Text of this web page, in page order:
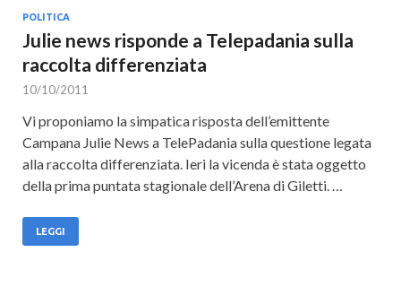
POLITICA
Julie news risponde a Telepadania sulla
raccolta differenziata
10/10/2011
Vi proponiamo la simpatica risposta dell’emittente
Campana Julie News a TelePadania sulla questione legata
alla raccolta differenziata. Ieri la vicenda è stata oggetto
della prima puntata stagionale dell’Arena di Giletti. …
LEGGI